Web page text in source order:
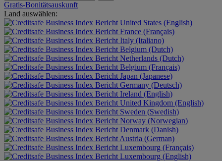
Gratis-Bonitätsauskunft
Land auswählen:
United States (English)
France (Français)
Italy (Italiano)
Belgium (Dutch)
Netherlands (Dutch)
Belgium (Français)
Japan (Japanese)
Germany (Deutsch)
Ireland (English)
United Kingdom (English)
Sweden (Swedish)
Norway (Norwegian)
Denmark (Danish)
Austria (German)
Luxembourg (Français)
Luxembourg (English)